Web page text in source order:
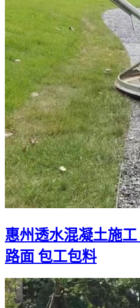
惠州透水混凝土施
路面 包工包料